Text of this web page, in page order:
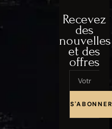
Recevez
des
nouvelles
et des
offres
Email
S'ABONNER